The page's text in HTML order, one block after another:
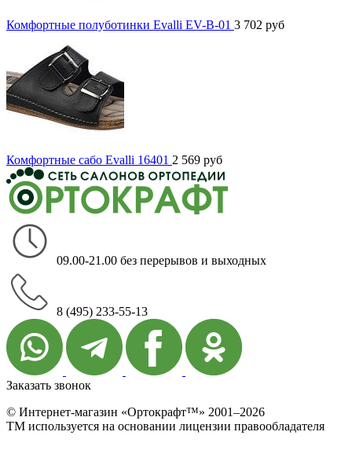
Комфортные полуботинки Evalli EV-B-01 3 702 руб
Комфортные сабо Evalli 16401 2 569 руб
09.00-21.00 без перерывов и выходных
8 (495) 233-55-13
Заказать звонок
© Интернет-магазин «Ортокрафт™» 2001–2026
ТМ используется на основании лицензии правообладателя